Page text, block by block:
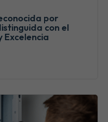
por
con el
Excelencia